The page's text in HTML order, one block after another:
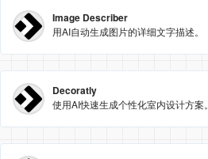
Image Describer
用AI自动生成图片的详细文字描述。
Decoratly
使用AI快速生成个性化室内设计方案。